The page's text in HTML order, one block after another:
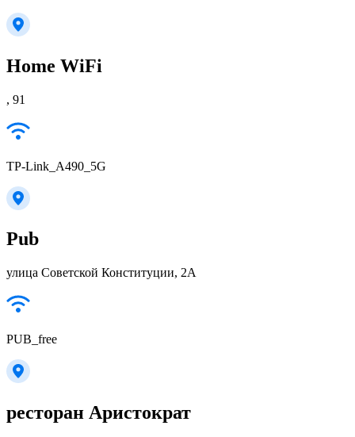
Home WiFi
, 91
TP-Link_A490_5G
Pub
улица Советской Конституции, 2А
PUB_free
ресторан Аристократ